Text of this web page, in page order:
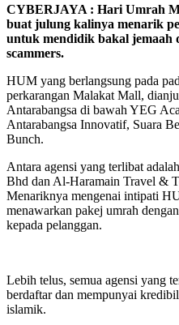
CYBERJAYA : Hari Umrah
buat julung kalinya menarik
untuk mendidik bakal jemaah
scammers.
HUM yang berlangsung pada
perkarangan Malakat Mall,
Antarabangsa di bawah YEG
Antarabangsa Innovatif, Suara
Bunch.
Antara agensi yang terlibat
Bhd dan Al-Haramain Travel &
Menariknya mengenai intipati
menawarkan pakej umrah
kepada pelanggan.
Lebih telus, semua agensi yang
berdaftar dan mempunyai
islamik.